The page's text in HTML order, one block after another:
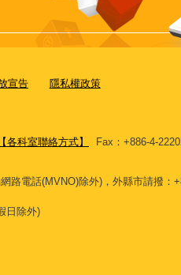
宣告 隱私權政策
【各科室聯絡方式】
Fax：+886-4-
路電話(MVNO)除外)，外縣市請撥：
日除外)